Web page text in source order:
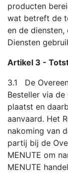
producten
wat betreft de
en de diensten,
Diensten
Artikel 3 -
3.1 De
Besteller via de
plaatst en
aanvaard. Het
nakoming van
partij bij de
MENUTE om
MENUTE